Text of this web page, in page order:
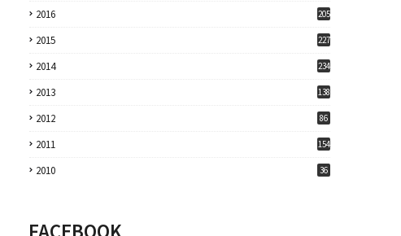
2016 205
2015 227
2014 234
2013 138
2012 86
2011 154
2010 36